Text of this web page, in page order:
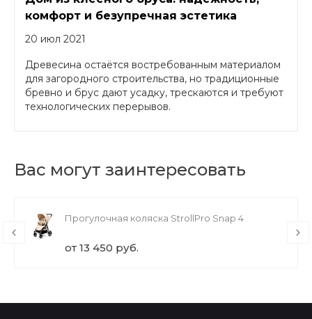
комфорт и безупречная эстетика
20 июл 2021
Древесина остаётся востребованным материалом
для загородного строительства, но традиционные
бревно и брус дают усадку, трескаются и требуют
технологических перерывов.
Вас могут заинтересовать
Прогулочная коляска StrollPro Snap 4
от 13 450 руб.